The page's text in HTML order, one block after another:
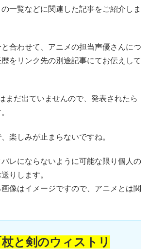
一覧などに関連した記事をご紹介しま
合わせて、アニメの担当声優さんにつ
をリンク先の別途記事にてお伝えして
まだ出ていませんので、発表されたら
楽しみが止まらないですね。
レにならないように可能な限り個人の
りします。
像はイメージですので、アニメとは関
と剣のウィストリ